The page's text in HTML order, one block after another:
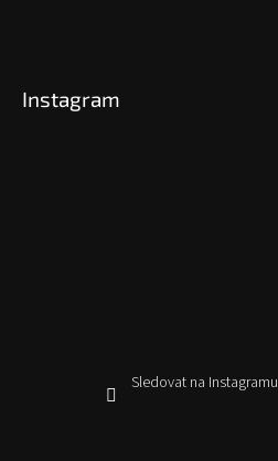
Instagram
Sledovat na Instagramu